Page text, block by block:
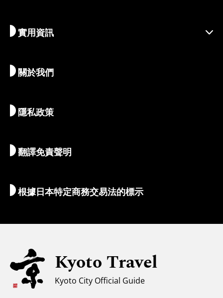
永續旅遊
體驗活動
藝術與文化
清晨與夜間時光
住宿推薦
目的地
推薦行程
實用資訊
暢遊京都
地圖和工具
解說員導覽
外幣兌換/稅收
無障礙旅遊
穆斯林友善環境
氣候和服裝
關於我們
隱私政策
翻譯免責聲明
根據日本特定商務交易法的標示
Kyoto Travel
Kyoto City Official Guide